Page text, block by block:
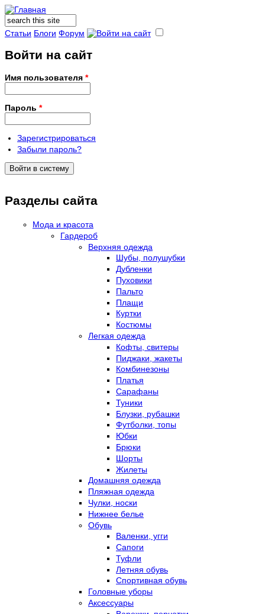
Форма поиска
Поиск
Статьи Блоги Форум
Войти на сайт
Имя пользователя *
Пароль *
Зарегистрироваться
Забыли пароль?
Разделы сайта
Мода и красота
Гардероб
Верхняя одежда
Шубы, полушубки
Дубленки
Пуховики
Пальто
Плащи
Куртки
Костюмы
Легкая одежда
Кофты, свитеры
Пиджаки, жакеты
Комбинезоны
Платья
Сарафаны
Туники
Блузки, рубашки
Футболки, топы
Юбки
Брюки
Шорты
Жилеты
Домашняя одежда
Пляжная одежда
Чулки, носки
Нижнее белье
Обувь
Валенки, угги
Сапоги
Туфли
Летняя обувь
Спортивная обувь
Головные уборы
Аксессуары